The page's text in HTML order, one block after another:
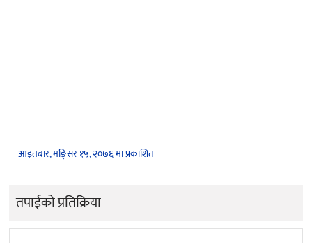
आइतबार, मङि्सर १५, २०७६ मा प्रकाशित
तपाईको प्रतिक्रिया